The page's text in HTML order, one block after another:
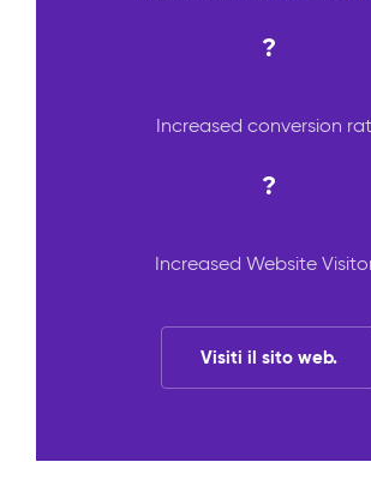
?
Increased conversion
?
Increased Website
Visiti il sito web.